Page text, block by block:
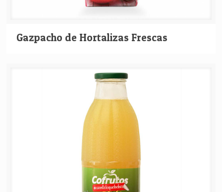
Gazpacho de Hortalizas Frescas